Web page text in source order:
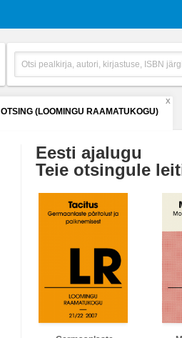
OTSING (LOOMINGU RAAMATUKOGU)
X
Eesti ajalugu
Teie otsingule